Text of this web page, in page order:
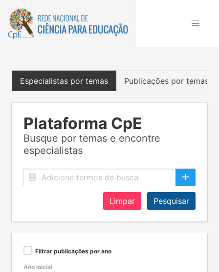
Especialistas por temas Publicações por temas
Plataforma CpE
Busque por temas e encontre
especialistas
Limpar Pesquisar
Filtrar publicações por ano
Ano inicial